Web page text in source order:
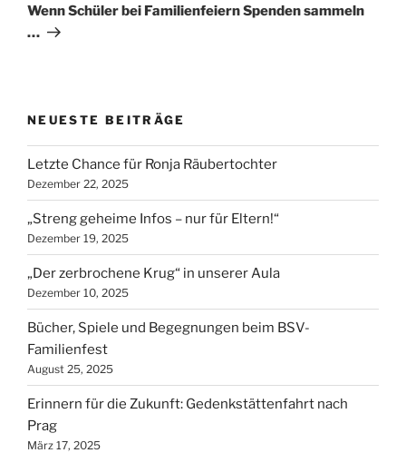
Beitrag
Wenn Schüler bei Familienfeiern Spenden sammeln
…
NEUESTE BEITRÄGE
Letzte Chance für Ronja Räubertochter
Dezember 22, 2025
„Streng geheime Infos – nur für Eltern!“
Dezember 19, 2025
„Der zerbrochene Krug“ in unserer Aula
Dezember 10, 2025
Bücher, Spiele und Begegnungen beim BSV-
Familienfest
August 25, 2025
Erinnern für die Zukunft: Gedenkstättenfahrt nach
Prag
März 17, 2025